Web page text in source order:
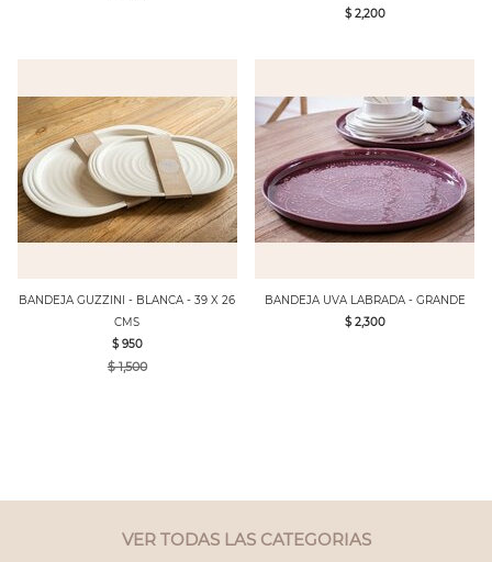
$ 2,200
BANDEJA GUZZINI - BLANCA - 39 X 26
CMS
$ 950
$ 1,500
BANDEJA UVA LABRADA - GRANDE
$ 2,300
VER TODAS LAS CATEGORIAS